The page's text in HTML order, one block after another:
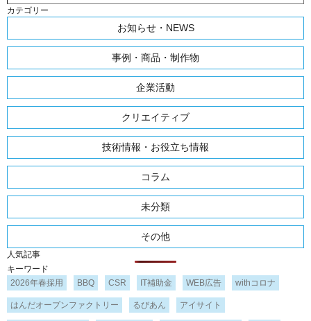
カテゴリー
お知らせ・NEWS
事例・商品・制作物
企業活動
クリエイティブ
技術情報・お役立ち情報
コラム
未分類
その他
人気記事
キーワード
2026年春採用
BBQ CSR IT補助金 WEB広告 withコロナ
はんだオープンファクトリー るびあん アイサイト